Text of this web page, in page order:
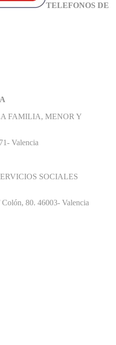
TELEFONOS DE
FAMILIA, MENOR Y
Valencia
SOCIALES
80. 46003- Valencia